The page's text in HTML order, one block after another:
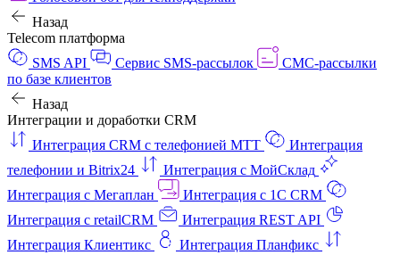
Назад
Telecom платформа
SMS API
Сервис SMS-рассылок
СМС-рассылки
по базе клиентов
Назад
Интеграции и доработки CRM
Интеграция CRM с телефонией МТТ
Интеграция
телефонии и Bitrix24
Интеграция с МойСклад
Интеграция с Мегаплан
Интеграция с 1C CRM
Интеграция с retailCRM
Интеграция REST API
Интеграция Клиентикс
Интеграция Планфикс